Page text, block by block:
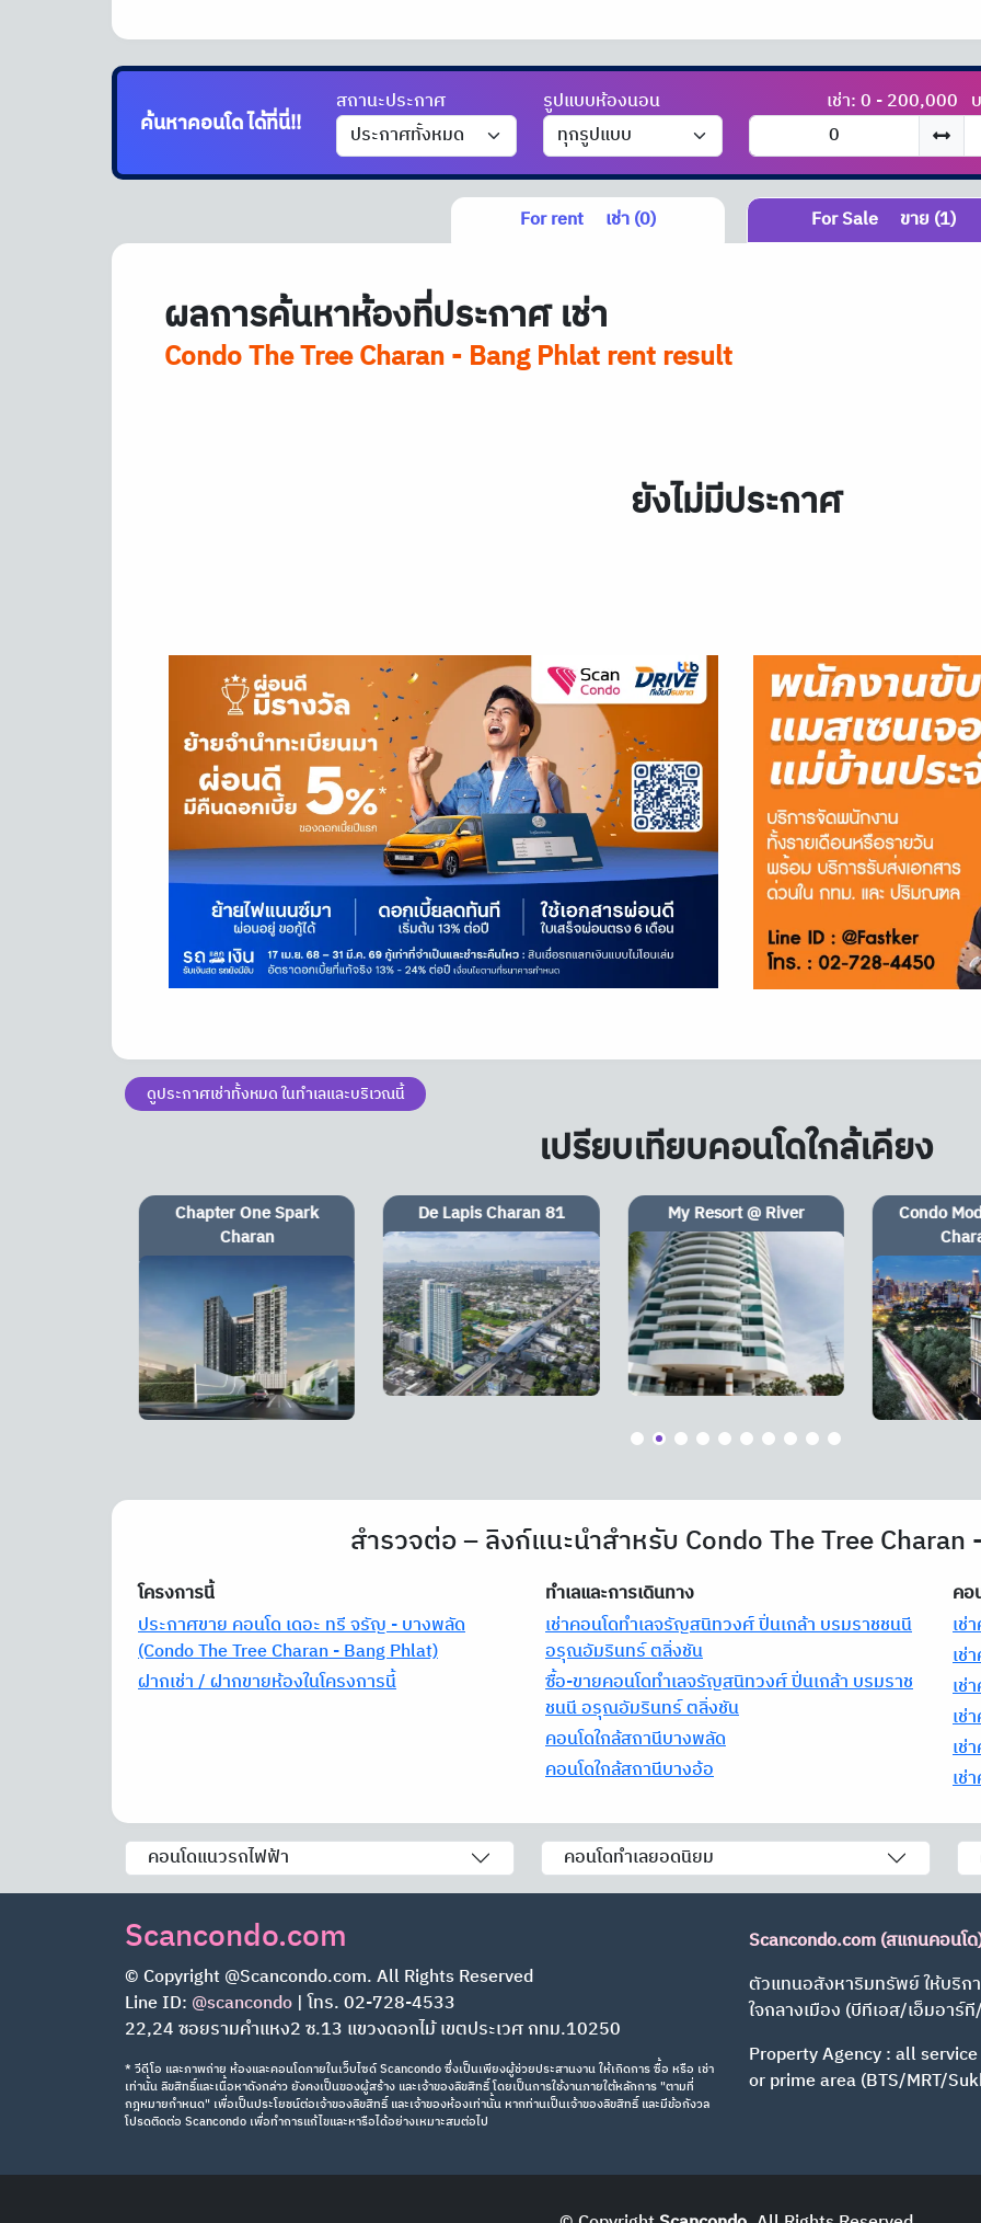
ค้นหาคอนโดได้ที่นี่!!
สถานะประกาศ รูปแบบห้องนอน เช่า: 0 - 200,000
For rent เช่า (0) For Sale ขาย (1)
ผลการค้นหาห้องที่ประกาศ เช่า
Condo The Tree Charan - Bang Phlat rent result
ยังไม่มีประกาศ
ดูประกาศเช่าทั้งหมด ในทำเลและบริเวณนี้
เปรียบเทียบคอนโดใกล้เคียง
De Lapis Charan 81 My Resort @ River
Condo Modern Condo
Charan 79
Condo
สำรวจต่อ – ลิงก์แนะนำสำหรับ Condo The Tree Charan
โครงการนี้
ประกาศขาย คอนโด เดอะ ทรี จรัญ - บางพลัด
(Condo The Tree Charan - Bang Phlat)
ฝากเช่า / ฝากขายห้องในโครงการนี้
ทำเลและการเดินทาง
เช่าคอนโดทำเลจรัญสนิทวงศ์ ปิ่นเกล้า บรมราชชนนี
อรุณอัมรินทร์ ตลิ่งชัน
ซื้อ-ขายคอนโดทำเลจรัญสนิทวงศ์ ปิ่นเกล้า บรมราช
ชนนี อรุณอัมรินทร์ ตลิ่งชัน
คอนโดใกล้สถานีบางพลัด
คอนโดใกล้สถานีบางอ้อ
คอ
เช่
เช่
เช่
เช่
เช่
เช่
คอนโดแนวรถไฟฟ้า คอนโดทำเลยอดนิยม
Scancondo.com
© Copyright @Scancondo.com. All Rights Reserved
Line ID: @scancondo | โทร. 02-728-4533
22,24 ซอยรามคำแหง2 ซ.13 แขวงดอกไม้ เขตประเวศ กทม.10250
* วีดีโอ และภาพถ่าย ห้องและคอนโดภายในเว็บไซด์ Scancondo ซึ่งเป็นเพียงผู้ช่วยประสานงาน ให้เกิดการ ซื้อ หรือ เช่า
เท่านั้น ลิขสิทธิ์และเนื้อหาดังกล่าว ยังคงเป็นของผู้สร้าง และเจ้าของลิขสิทธิ์ โดยเป็นการใช้งานภายใต้หลักการ "ตามที่
กฎหมายกำหนด" เพื่อเป็นประโยชน์ต่อเจ้าของลิขสิทธิ์ และเจ้าของห้องเท่านั้น หากท่านเป็นเจ้าของลิขสิทธิ์ และมีข้อกังวล
โปรดติดต่อ Scancondo เพื่อทำการแก้ไขและหารือได้อย่างเหมาะสมต่อไป
Scancondo.com (สแกนคอนโ
ตัวแทนอสังหาริมทรัพย์ ให้บริก
ใจกลางเมือง (บีทีเอส/เอ็มอา
Property Agency : all
or prime area (BTS/MRT/